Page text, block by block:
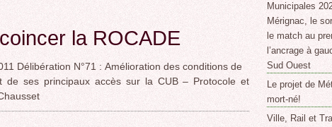
GRAND
CONTOURNEMENT DE
BORDEAUX
TRAMWAY, RER
TRANSPORT
la ROCADE
Délibération N°71 : Amélioration des conditions de
de ses principaux accès sur la CUB – Protocole et
Municipales
Mérignac, le
le match au
l’ancrage à
Sud Ouest
Le projet de
mort-né!
Ville, Rail et